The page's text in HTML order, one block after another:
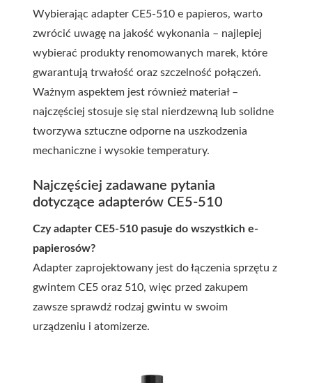
Wybierając adapter CE5-510 e papieros, warto
zwrócić uwagę na jakość wykonania – najlepiej
wybierać produkty renomowanych marek, które
gwarantują trwałość oraz szczelność połączeń.
Ważnym aspektem jest również materiał –
najczęściej stosuje się stal nierdzewną lub solidne
tworzywa sztuczne odporne na uszkodzenia
mechaniczne i wysokie temperatury.
Najczęściej zadawane pytania
dotyczące adapterów CE5-510
Czy adapter CE5-510 pasuje do wszystkich e-
papierosów?
Adapter zaprojektowany jest do łączenia sprzętu z
gwintem CE5 oraz 510, więc przed zakupem
zawsze sprawdź rodzaj gwintu w swoim
urządzeniu i atomizerze.